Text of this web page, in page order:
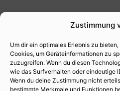
Zustimmung
Um dir ein optimales Erlebnis zu
Cookies, um Geräteinformationen zu
zuzugreifen. Wenn du diesen
wie das Surfverhalten oder eindeutige
Wenn du deine Zustimmung nicht
bestimmte Merkmale und Funktionen